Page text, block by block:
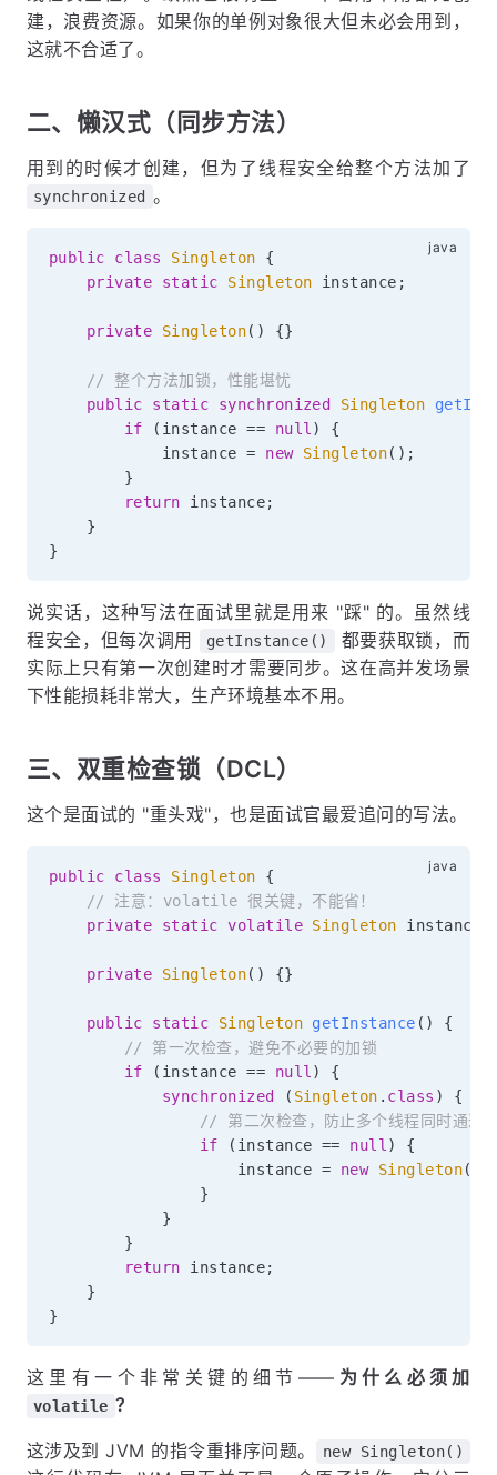
建，浪费资源。如果你的单例对象很大但未必会用到，
这就不合适了。
二、懒汉式（同步方法）
用到的时候才创建，但为了线程安全给整个方法加了
synchronized 。
public class Singleton
{
private
static Singleton instance ;
private Singleton( ) {}
// 整个方法加锁，性能堪忧
public
static synchronized Singleton
if
( instance == null )
{
            instance
= new Singleton( ) ;
}
return instance;
}
}
说实话，这种写法在面试里就是用来 "踩" 的。虽然线
程安全，但每次调用
getInstance()
都要获取锁，而
实际上只有第一次创建时才需要同步。这在高并发场景
下性能损耗非常大，生产环境基本不用。
三、双重检查锁（DCL）
这个是面试的 "重头戏"，也是面试官最爱追问的写法。
public class Singleton
{
// 注意：volatile 很关键，不能省！
private
static volatile Singleton instance
private Singleton( ) {}
public static Singleton getInstance ( )
{
// 第一次检查，避免不必要的加锁
if
( instance == null )
{
synchronized
( Singleton . class )
{
// 第二次检查，防止多个线程同时通过
if
( instance == null )
{
                    instance
= new Singleton(
}
}
}
return instance;
}
}
这里有一个非常关键的细节—— 为什么必须加
volatile ？
这涉及到 JVM 的指令重排序问题。 new Singleton()